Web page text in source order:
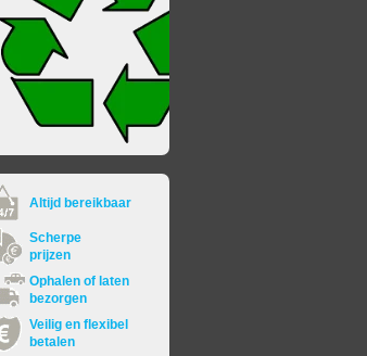
Altijd bereikbaar
Scherpe
prijzen
Ophalen of laten
bezorgen
Veilig en flexibel
betalen